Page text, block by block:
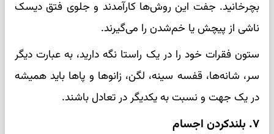
بچرخانید. جفت این روش‌ها کارآمدند و جلوی فتق دیسک
ناشی از پیچش یا خم‌شدن را می‌گیرند.
ستون فقرات خود را در یک راستا نگه دارید، به عبارت دیگر
سر، شانه‌ها، قفسه سینه، لگن، زانوها و پاها باید همیشه
در یک جهت و نسبت به یکدیگر در تعادل باشند.
۷. بلندکردن اجسام